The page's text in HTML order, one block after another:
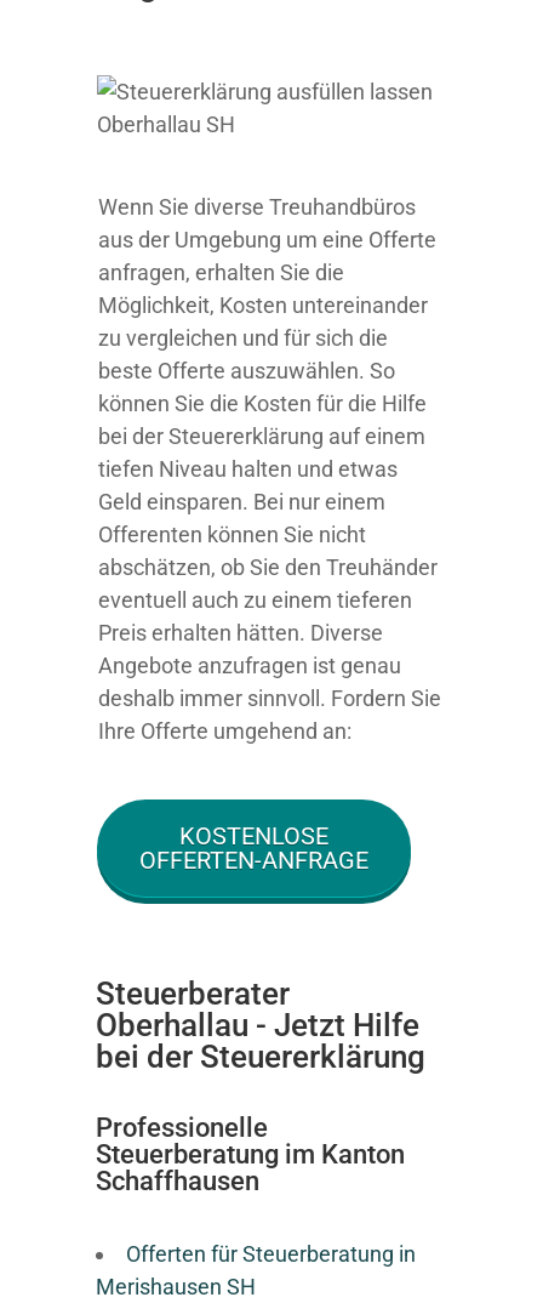
Wenn Sie diverse Treuhandbüros
aus der Umgebung um eine Offerte
anfragen, erhalten Sie die
Möglichkeit, Kosten untereinander
zu vergleichen und für sich die
beste Offerte auszuwählen. So
können Sie die Kosten für die Hilfe
bei der Steuererklärung auf einem
tiefen Niveau halten und etwas
Geld einsparen. Bei nur einem
Offerenten können Sie nicht
abschätzen, ob Sie den Treuhänder
eventuell auch zu einem tieferen
Preis erhalten hätten. Diverse
Angebote anzufragen ist genau
deshalb immer sinnvoll. Fordern Sie
Ihre Offerte umgehend an:
KOSTENLOSE
OFFERTEN-ANFRAGE
Steuerberater
Oberhallau - Jetzt Hilfe
bei der Steuererklärung
Professionelle
Steuerberatung im Kanton
Schaffhausen
Offerten für Steuerberatung in
Merishausen SH